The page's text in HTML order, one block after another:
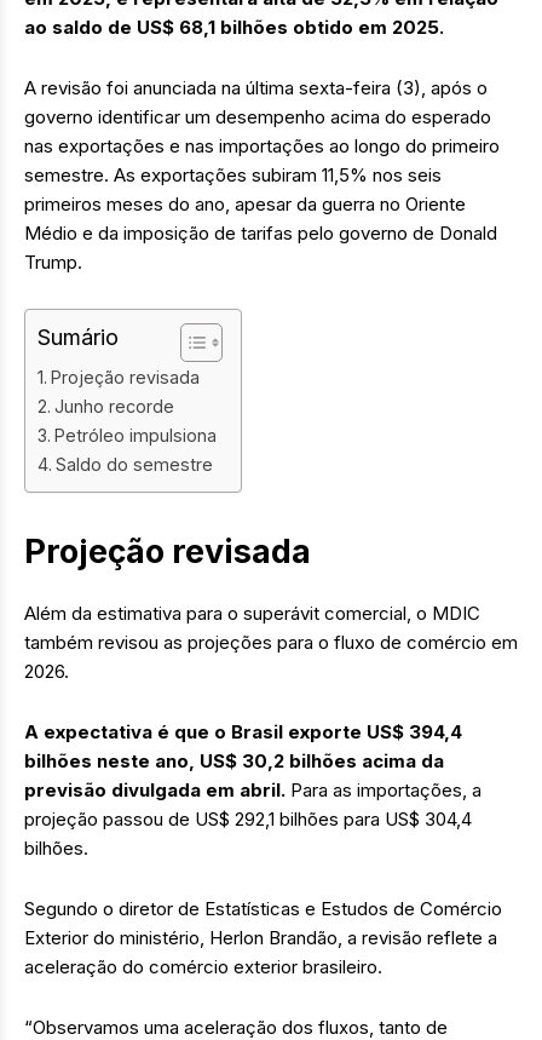
ao saldo de US$ 68,1 bilhões obtido em 2025.
A revisão foi anunciada na última sexta-feira (3), após o
governo identificar um desempenho acima do esperado
nas exportações e nas importações ao longo do primeiro
semestre. As exportações subiram 11,5% nos seis
primeiros meses do ano, apesar da guerra no Oriente
Médio e da imposição de tarifas pelo governo de Donald
Trump.
Sumário
Projeção revisada
Junho recorde
Petróleo impulsiona
Saldo do semestre
Projeção revisada
Além da estimativa para o superávit comercial, o MDIC
também revisou as projeções para o fluxo de comércio em
2026.
A expectativa é que o Brasil exporte US$ 394,4
bilhões neste ano, US$ 30,2 bilhões acima da
previsão divulgada em abril. Para as importações, a
projeção passou de US$ 292,1 bilhões para US$ 304,4
bilhões.
Segundo o diretor de Estatísticas e Estudos de Comércio
Exterior do ministério, Herlon Brandão, a revisão reflete a
aceleração do comércio exterior brasileiro.
“Observamos uma aceleração dos fluxos, tanto de